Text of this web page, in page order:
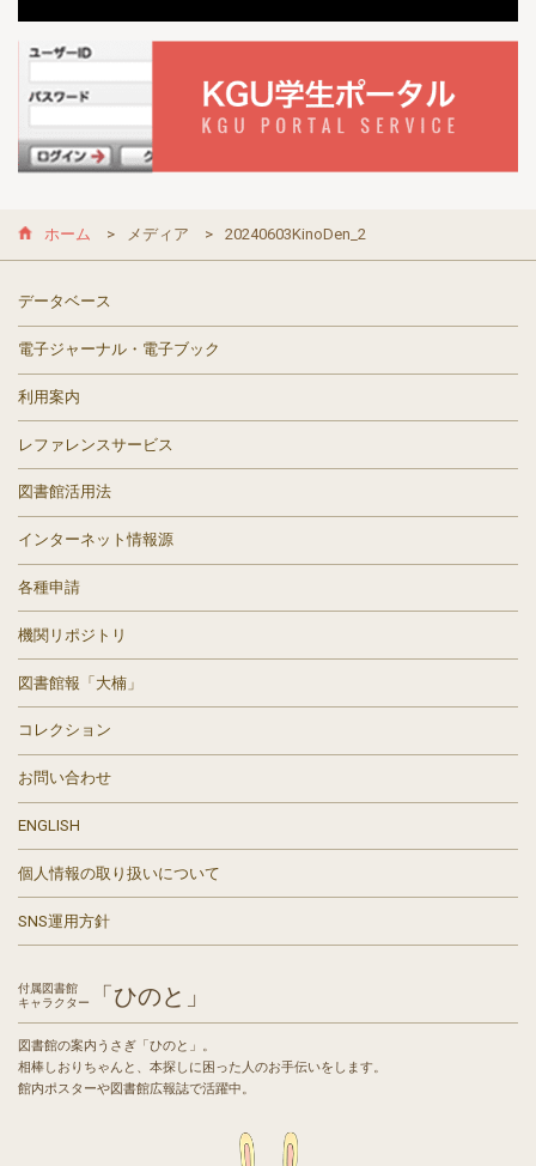
ホーム メディア 20240603KinoDen_2
データベース
電子ジャーナル・電子ブック
利用案内
レファレンスサービス
図書館活用法
インターネット情報源
各種申請
機関リポジトリ
図書館報「大楠」
コレクション
お問い合わせ
ENGLISH
個人情報の取り扱いについて
SNS運用方針
付属図書館
キャラクター
「ひのと」
図書館の案内うさぎ「ひのと」。
相棒しおりちゃんと、本探しに困った人のお手伝いをします。
館内ポスターや図書館広報誌で活躍中。